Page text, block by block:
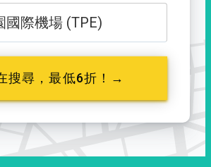
國際機場 (TPE)
搜尋，最低6折！→